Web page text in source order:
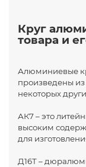
Круг
товара и
Алюминиевые
произведены
некоторых
АК7 – это
высоким
для
Д16Т –